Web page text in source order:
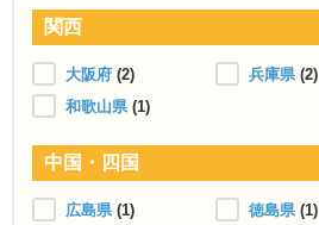
関西
大阪府 (2) 兵庫県 (2)
和歌山県 (1)
中国・四国
広島県 (1) 徳島県 (1)